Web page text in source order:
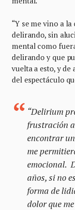
“Y se me vino a la
delirando, sin
mental como
delirando y que
vuelta a esto, y
del espectáculo
“Delirium
frustración
encontrar
me
emocional.
años, si no
forma de
dolor que